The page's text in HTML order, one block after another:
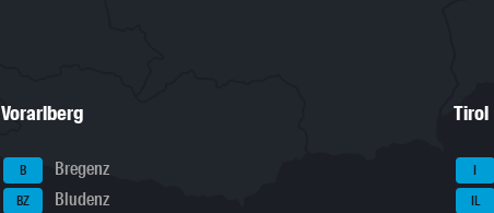
Vorarlberg
B Bregenz
BZ Bludenz
Tirol
I
IL